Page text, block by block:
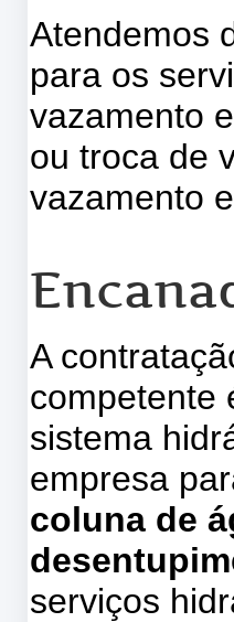
Atendemos
para os
vazamento
ou troca de
vazamento
A
competente
sistema
empresa
coluna de
serviços